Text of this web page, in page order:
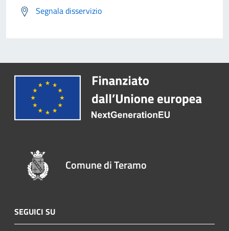
Segnala disservizio
Comune di Teramo
SEGUICI SU